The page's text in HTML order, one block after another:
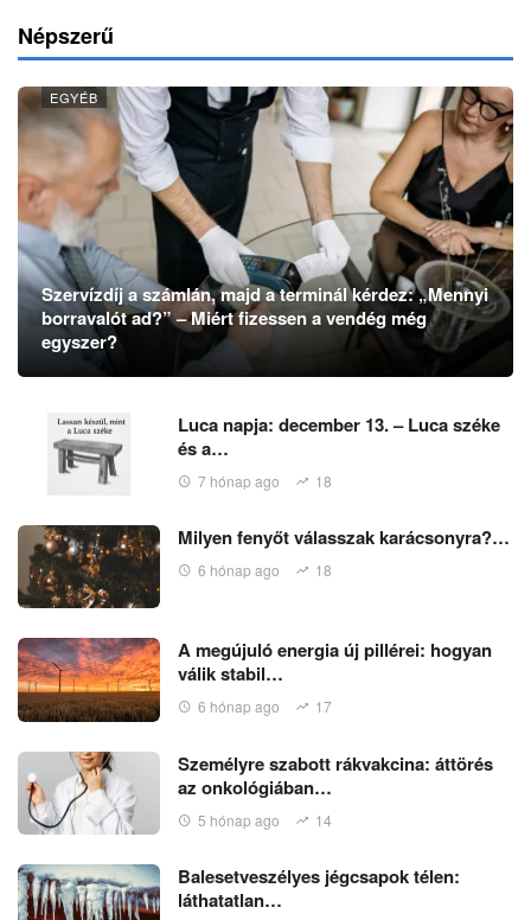
Népszerű
EGYÉB
Szervízdíj a számlán, majd a terminál kérdez: „Mennyi
borravalót ad?” – Miért fizessen a vendég még
egyszer?
Luca napja: december 13. – Luca széke
és a…
7 hónap ago 18
Milyen fenyőt válasszak karácsonyra?…
6 hónap ago 18
A megújuló energia új pillérei: hogyan
válik stabil…
6 hónap ago 17
Személyre szabott rákvakcina: áttörés
az onkológiában…
5 hónap ago 14
Balesetveszélyes jégcsapok télen:
láthatatlan…